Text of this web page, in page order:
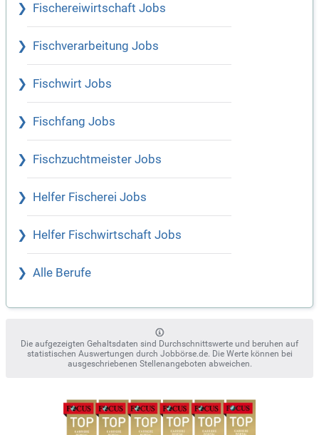
Fischereiwirtschaft Jobs
Fischverarbeitung Jobs
Fischwirt Jobs
Fischfang Jobs
Fischzuchtmeister Jobs
Helfer Fischerei Jobs
Helfer Fischwirtschaft Jobs
Alle Berufe
Die aufgezeigten Gehaltsdaten sind Durchschnittswerte und beruhen auf
statistischen Auswertungen durch Jobbörse.de. Die Werte können bei
ausgeschriebenen Stellenangeboten abweichen.